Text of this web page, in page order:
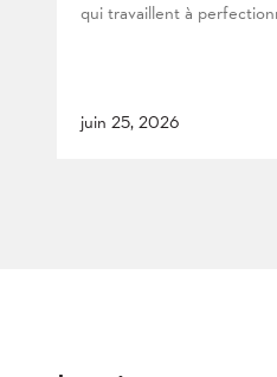
qui travaillent à
juin 25, 2026